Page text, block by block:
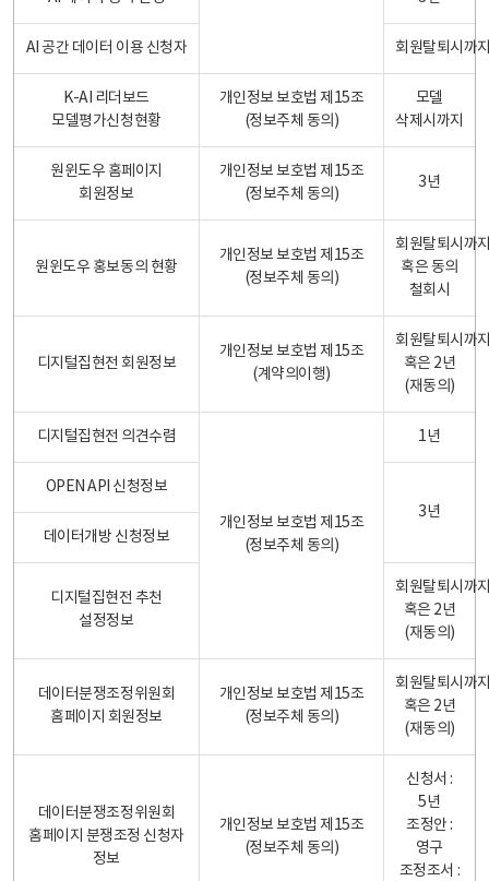
AI 공간 데이터 이용 신청자 회원탈퇴시까
K-AI 리더보드
모델평가신청현황
개인정보 보호법 제15조
(정보주체 동의)
모델
삭제시까지
원윈도우 홈페이지
회원정보
개인정보 보호법 제15조
(정보주체 동의)
3년
원윈도우 홍보동의 현황
개인정보 보호법 제15조
(정보주체 동의)
회원탈퇴시까
혹은 동의
철회시
디지털집현전 회원정보
개인정보 보호법 제15조
(계약의이행)
회원탈퇴시까
혹은 2년
(재동의)
디지털집현전 의견수렴
개인정보 보호법 제15조
(정보주체 동의)
1년
OPEN API 신청정보
3년
데이터개방 신청정보
디지털집현전 추천
설정정보
회원탈퇴시까
혹은 2년
(재동의)
데이터분쟁조정위원회
홈페이지 회원정보
개인정보 보호법 제15조
(정보주체 동의)
회원탈퇴시까
혹은 2년
(재동의)
데이터분쟁조정위원회
홈페이지 분쟁조정 신청자
정보
개인정보 보호법 제15조
(정보주체 동의)
신청서 :
5년
조정안 :
영구
조정조서 :